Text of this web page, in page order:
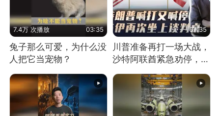
7.4万 次播放 03:35
兔子那么可爱，为什么没
人把它当宠物？
07:35
川普准备再打一场大战，
沙特阿联酋紧急劝停，美
伊开启新一轮谈判